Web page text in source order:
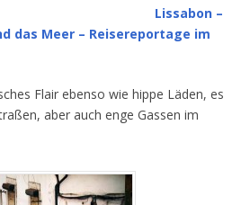
Lissabon –
das Meer – Reisereportage im
Flair ebenso wie hippe Läden, es
aber auch enge Gassen im